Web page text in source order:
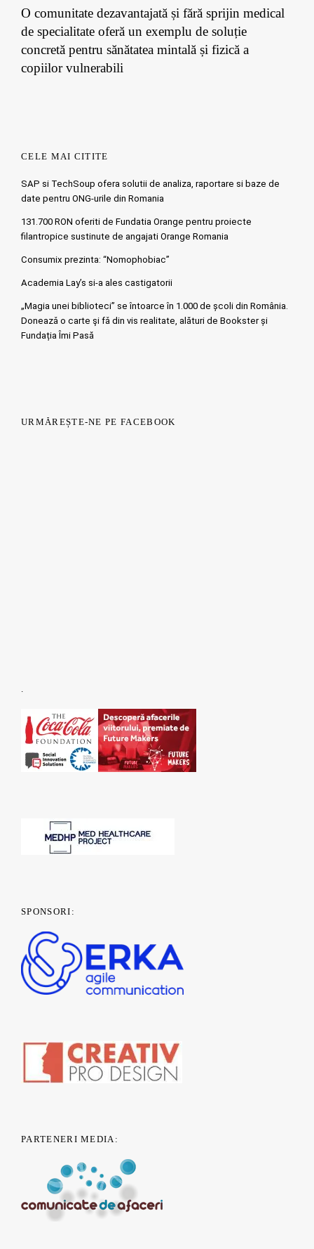
O comunitate dezavantajată și fără sprijin medical
de specialitate oferă un exemplu de soluție
concretă pentru sănătatea mintală și fizică a
copiilor vulnerabili
CELE MAI CITITE
SAP si TechSoup ofera solutii de analiza, raportare si baze de
date pentru ONG-urile din Romania
131.700 RON oferiti de Fundatia Orange pentru proiecte
filantropice sustinute de angajati Orange Romania
Consumix prezinta: “Nomophobiac”
Academia Lay’s si-a ales castigatorii
„Magia unei biblioteci” se întoarce în 1.000 de școli din România.
Doneazǎ o carte şi fǎ din vis realitate, alături de Bookster și
Fundația Îmi Pasă
URMĂREȘTE-NE PE FACEBOOK
.
SPONSORI:
PARTENERI MEDIA: